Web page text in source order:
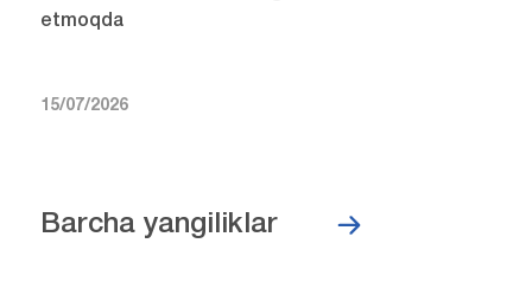
etmoqda
15/07/2026
Barcha yangiliklar